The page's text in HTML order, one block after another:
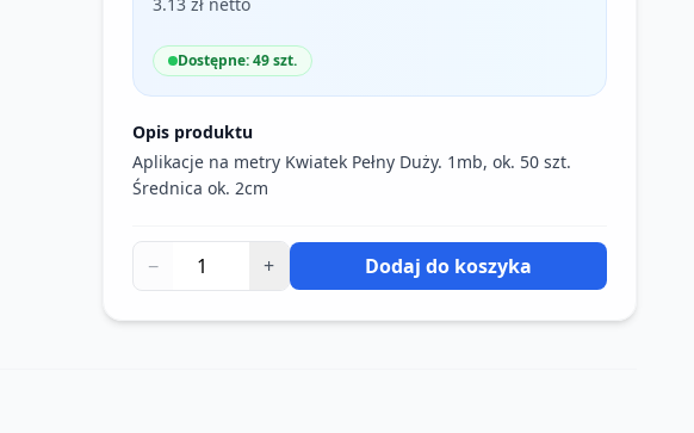
Dostępne: 49 szt.
Opis produktu
Aplikacje na metry Kwiatek Pełny Duży. 1mb, ok. 50 szt.
Średnica ok. 2cm
− + Dodaj do koszyka